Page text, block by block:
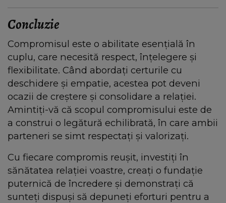
Concluzie
Compromisul este o abilitate esențială în
cuplu, care necesită respect, înțelegere și
flexibilitate. Când abordați certurile cu
deschidere și empatie, acestea pot deveni
ocazii de creștere și consolidare a relației.
Amintiți-vă că scopul compromisului este de
a construi o legătură echilibrată, în care ambii
parteneri se simt respectați și valorizați.
Cu fiecare compromis reușit, investiți în
sănătatea relației voastre, creați o fundație
puternică de încredere și demonstrați că
sunteți dispuși să depuneți eforturi pentru a